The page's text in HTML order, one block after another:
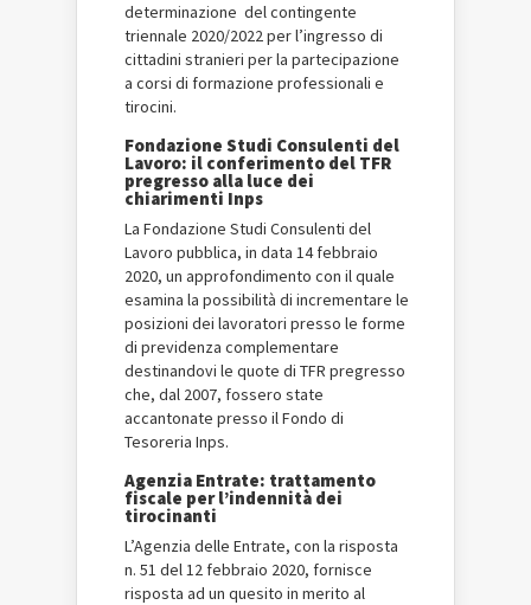
determinazione del contingente
triennale 2020/2022 per l’ingresso di
cittadini stranieri per la partecipazione
a corsi di formazione professionali e
tirocini.
Fondazione Studi Consulenti del
Lavoro: il conferimento del TFR
pregresso alla luce dei
chiarimenti Inps
La Fondazione Studi Consulenti del
Lavoro pubblica, in data 14 febbraio
2020, un approfondimento con il quale
esamina la possibilità di incrementare le
posizioni dei lavoratori presso le forme
di previdenza complementare
destinandovi le quote di TFR pregresso
che, dal 2007, fossero state
accantonate presso il Fondo di
Tesoreria Inps.
Agenzia Entrate: trattamento
fiscale per l’indennità dei
tirocinanti
L’Agenzia delle Entrate, con la risposta
n. 51 del 12 febbraio 2020, fornisce
risposta ad un quesito in merito al